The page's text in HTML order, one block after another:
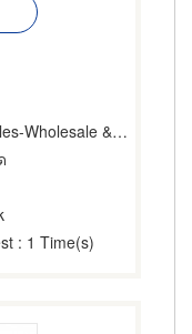
& Manufacturers
: 1 Time(s)